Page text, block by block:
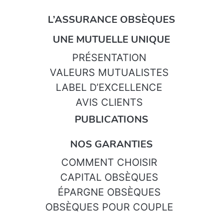
L’ASSURANCE OBSÈQUES
UNE MUTUELLE UNIQUE
PRÉSENTATION
VALEURS MUTUALISTES
LABEL D’EXCELLENCE
AVIS CLIENTS
PUBLICATIONS
NOS GARANTIES
COMMENT CHOISIR
CAPITAL OBSÈQUES
ÉPARGNE OBSÈQUES
OBSÈQUES POUR COUPLE